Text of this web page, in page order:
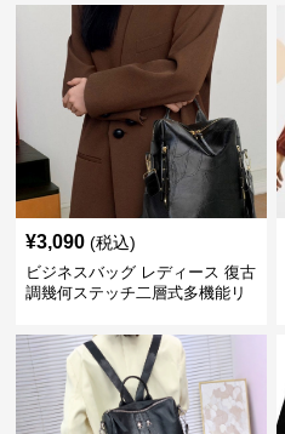
¥3,090 (税込)
ビジネスバッグ レディース 復古
調幾何ステッチ二層式多機能リ